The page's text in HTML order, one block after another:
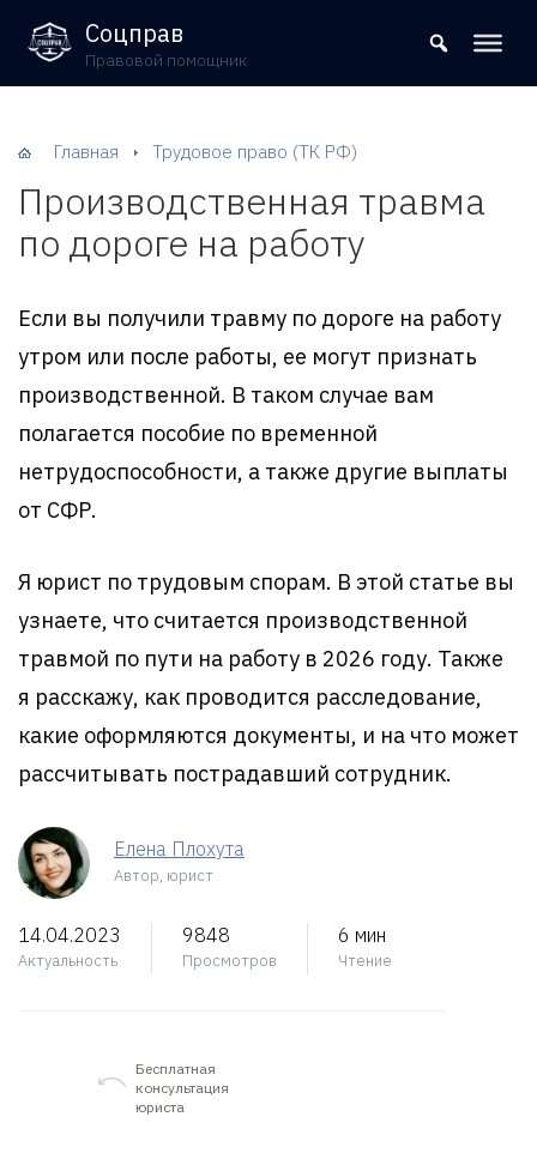
8 (800) 302-09-37
Соцправ
Правовой помощник
Главная Трудовое право (ТК РФ)
Производственная травма
по дороге на работу
Если вы получили травму по дороге на работу
утром или после работы, ее могут признать
производственной. В таком случае вам
полагается пособие по временной
нетрудоспособности, а также другие выплаты
от СФР.
Я юрист по трудовым спорам. В этой статье вы
узнаете, что считается производственной
травмой по пути на работу в 2026 году. Также
я расскажу, как проводится расследование,
какие оформляются документы, и на что может
рассчитывать пострадавший сотрудник.
Елена Плохута
Автор, юрист
14.04.2023
Актуальность
9848
Просмотров
6 мин
Чтение
Бесплатная
консультация
юриста